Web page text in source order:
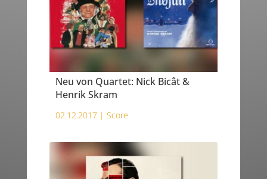
Neu von Quartet: Nick Bicât &
Henrik Skram
02.12.2017 | Score